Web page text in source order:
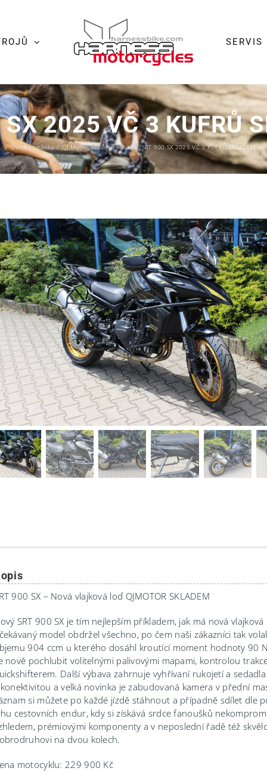
SERVIS
2025 VČ 3 KUFRŮ
Úvodní stránka / QJ Motor,silniční enduro / SRT 900 SX 2025 VČ 3 KUFRŮ SKLADEM
900 SX – Nová vlajková loď QJMOTOR SKLADEM
SRT 900 SX je tím nejlepším příkladem, jak má nová
model obdržel všechno, po čem naši zákazníci tak
904 ccm u kterého dosáhl kroutící moment hodnoty 90
nově pochlubit volitelnými palivovými mapami, kontrolou
Další výbava zahrnuje vyhřívaní rukojetí a
a velká novinka je zabudovaná kamera v přední
si můžete po každé jízdě stáhnout a případně sdílet dle
cestovních endur, kdy si získává srdce fanoušků
prémiovými komponenty a v neposlední řadě též
na dvou kolech.
motocyklu: 229 900 Kč